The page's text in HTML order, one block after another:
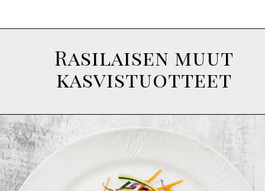
Rasilaisen muut
kasvistuotteet